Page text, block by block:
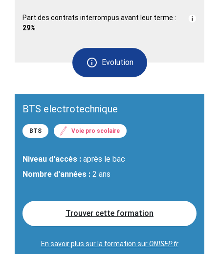
Evolution
Part des contrats interrompus avant leur terme :
29%
BTS electrotechnique
BTS Voie pro scolaire
Niveau d'accès : après le bac
Nombre d'années : 2 ans
Trouver cette formation
En savoir plus sur la formation surONISEP.fr